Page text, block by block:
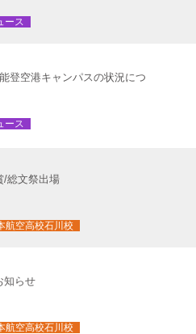
ース
登空港キャンパスの状況につ
ース
/総文祭出場
航空高校石川校
知らせ
航空高校石川校